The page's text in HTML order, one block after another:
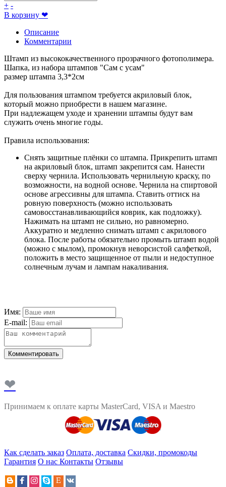
+ -
В корзину ❤
Описание
Комментарии
Штамп из высококачественного прозрачного фотополимера.
Шапка, из набора штампов "Сам с усам"
размер штампа 3,3*2см
Для пользования штампом требуется акриловый блок,
который можно приобрести в нашем магазине.
При надлежащем уходе и хранении штампы будут вам
служить очень многие годы.
Правила использования:
Снять защитные плёнки со штампа. Прикрепить штамп
на акриловый блок, штамп закрепится сам. Нанести
сверху чернила. Использовать чернильную краску, по
возможности, на водной основе. Чернила на спиртовой
основе агрессивны для штампа. Ставить оттиск на
ровную поверхность (можно использовать
самовосстанавливающийся коврик, как подложку).
Нажимать на штамп не сильно, но равномерно.
Аккуратно и медленно снимать штамп с акрилового
блока. После работы обязательно промыть штамп водой
(можно с мылом), промокнув неворсистой салфеткой,
положить в место защищенное от пыли и недоступное
солнечным лучам и лампам накаливания.
Имя:
E-mail:
Комментировать
❤
Принимаем к оплате карты MasterCard, VISA и Maestro
Как сделать заказ Оплата, доставка Скидки, промокоды
Гарантия О нас Контакты Отзывы